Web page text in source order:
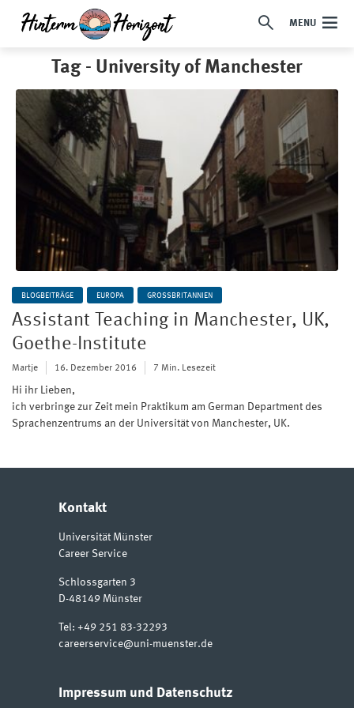
MENU
Tag - University of Manchester
BLOGBEITRÄGE EUROPA GROSSBRITANNIEN
Assistant Teaching in Manchester, UK,
Goethe-Institute
Martje 16. Dezember 2016 7 Min. Lesezeit
Hi ihr Lieben,
ich verbringe zur Zeit mein Praktikum am German Department des
Sprachenzentrums an der Universität von Manchester, UK.
Kontakt
Universität Münster
Career Service
Schlossgarten 3
D-48149 Münster
Tel: +49 251 83-32293
careerservice@uni-muenster.de
Impressum und Datenschutz